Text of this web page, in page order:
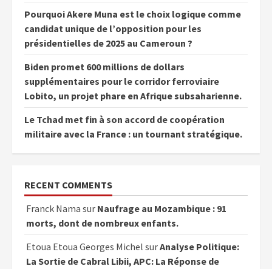
Pourquoi Akere Muna est le choix logique comme
candidat unique de l’opposition pour les
présidentielles de 2025 au Cameroun ?
Biden promet 600 millions de dollars
supplémentaires pour le corridor ferroviaire
Lobito, un projet phare en Afrique subsaharienne.
Le Tchad met fin à son accord de coopération
militaire avec la France : un tournant stratégique.
RECENT COMMENTS
Franck Nama sur Naufrage au Mozambique : 91
morts, dont de nombreux enfants.
Etoua Etoua Georges Michel surAnalyse Politique:
La Sortie de Cabral Libii, APC: La Réponse de